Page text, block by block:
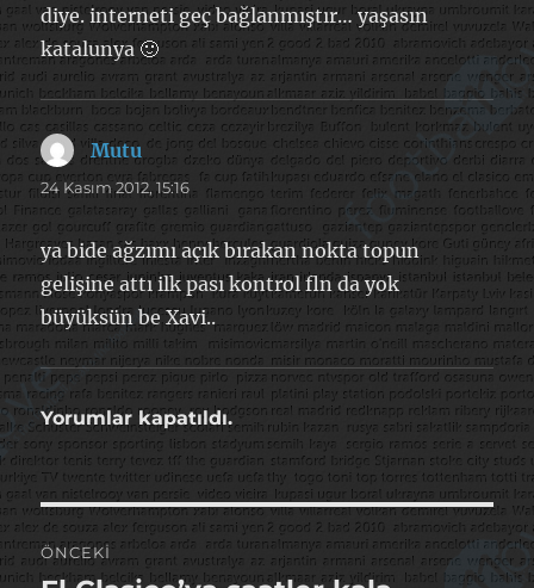
diye. interneti geç bağlanmıştır… yaşasın
katalunya 🙂
Mutu dedi
ki:
24 Kasım 2012, 15:16
ya bide ağzımı açık bırakan nokta topun
gelişine attı ilk pası kontrol fln da yok
büyüksün be Xavi..
Yorumlar kapatıldı.
Yazı
gezinmesi
ÖNCEKI